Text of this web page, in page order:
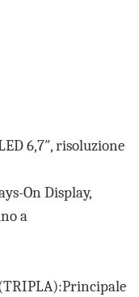
6,7″, risoluzione
On Display,
a